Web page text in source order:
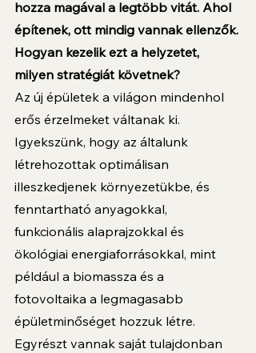
hozza magával a legtöbb vitát. Ahol
építenek, ott mindig vannak ellenzők.
Hogyan kezelik ezt a helyzetet,
milyen stratégiát követnek?
Az új épületek a világon mindenhol
erős érzelmeket váltanak ki.
Igyekszünk, hogy az általunk
létrehozottak optimálisan
illeszkedjenek környezetükbe, és
fenntartható anyagokkal,
funkcionális alaprajzokkal és
ökológiai energiaforrásokkal, mint
például a biomassza és a
fotovoltaika a legmagasabb
épületminőséget hozzuk létre.
Egyrészt vannak saját tulajdonban